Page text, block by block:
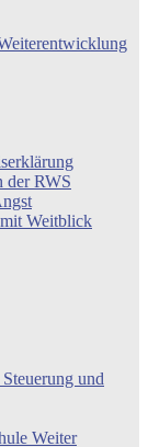
der RWS
Weitblick
und
Weiter